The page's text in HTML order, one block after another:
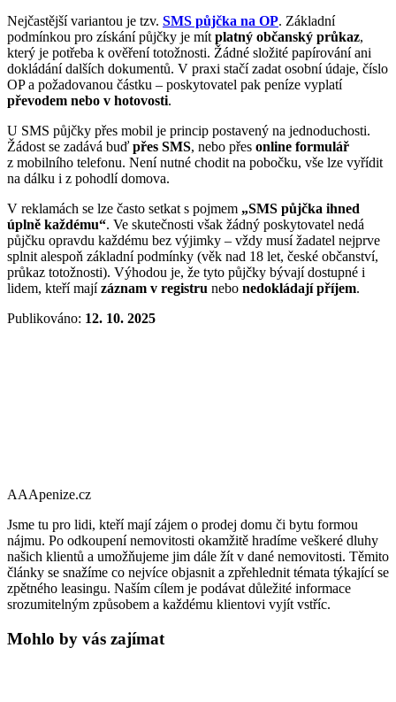
Nejčastější variantou je tzv. SMS půjčka na OP. Základní
podmínkou pro získání půjčky je mít platný občanský průkaz,
který je potřeba k ověření totožnosti. Žádné složité papírování ani
dokládání dalších dokumentů. V praxi stačí zadat osobní údaje, číslo
OP a požadovanou částku – poskytovatel pak peníze vyplatí
převodem nebo v hotovosti.
U SMS půjčky přes mobil je princip postavený na jednoduchosti.
Žádost se zadává buď přes SMS, nebo přes online formulář
z mobilního telefonu. Není nutné chodit na pobočku, vše lze vyřídit
na dálku i z pohodlí domova.
V reklamách se lze často setkat s pojmem „SMS půjčka ihned
úplně každému“. Ve skutečnosti však žádný poskytovatel nedá
půjčku opravdu každému bez výjimky – vždy musí žadatel nejprve
splnit alespoň základní podmínky (věk nad 18 let, české občanství,
průkaz totožnosti). Výhodou je, že tyto půjčky bývají dostupné i
lidem, kteří majízáznam v registru nebo nedokládají příjem.
Publikováno: 12. 10. 2025
AAApenize.cz
Jsme tu pro lidi, kteří mají zájem o prodej domu či bytu formou
nájmu. Po odkoupení nemovitosti okamžitě hradíme veškeré dluhy
našich klientů a umožňujeme jim dále žít v dané nemovitosti. Těmito
články se snažíme co nejvíce objasnit a zpřehlednit témata týkající se
zpětného leasingu. Naším cílem je podávat důležité informace
srozumitelným způsobem a každému klientovi vyjít vstříc.
Mohlo by vás zajímat